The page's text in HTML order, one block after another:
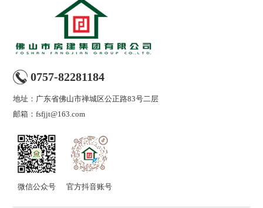
0757-82281184
地址：广东省佛山市禅城区公正路83号二层
邮箱：fsfjjt@163.com
微信公众号 官方抖音账号